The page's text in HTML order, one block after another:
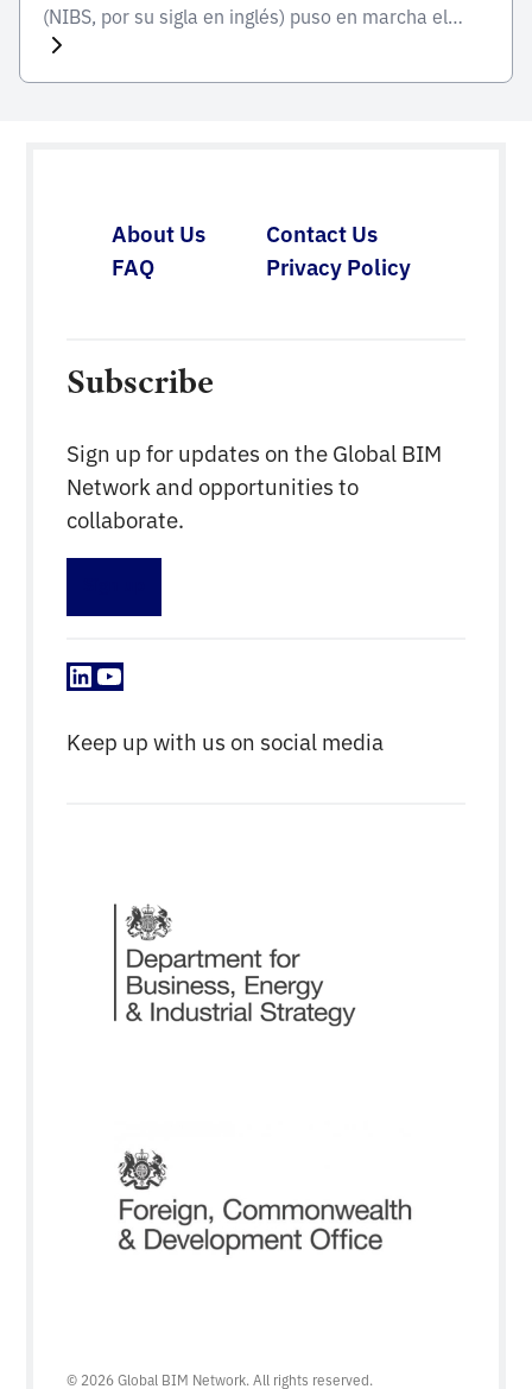
(NIBS, por su sigla en inglés) puso en marcha el
Programa Nacional BIM de EE.UU (U.S. National BIM
About Us
Contact Us
FAQ
Privacy Policy
Subscribe
Sign up for updates on the Global BIM
Network and opportunities to
collaborate.
LinkedIn
YouTube
Keep up with us on social media
© 2026 Global BIM Network. All rights reserved.